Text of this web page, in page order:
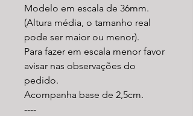
Modelo em escala de 36mm.
(Altura média, o tamanho real
pode ser maior ou menor).
Para fazer em escala menor favor
avisar nas observações do
pedido.
Acompanha base de 2,5cm.
----